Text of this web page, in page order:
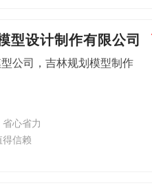
型设计制作有限公司
公司，吉林规划模型制作
心省力
信赖